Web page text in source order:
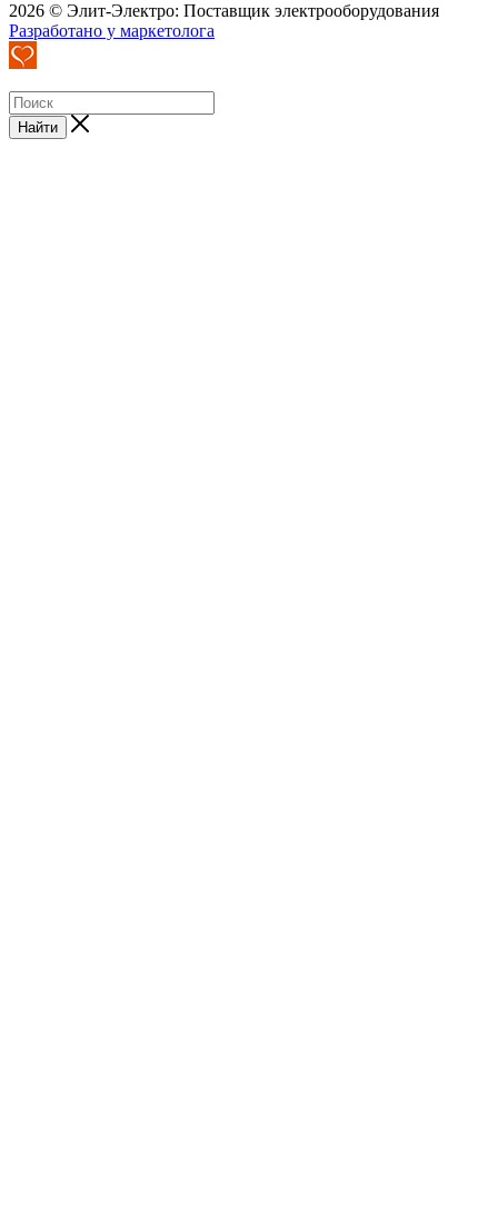
2026 © Элит-Электро: Поставщик электрооборудования
Разработано у маркетолога
Найти